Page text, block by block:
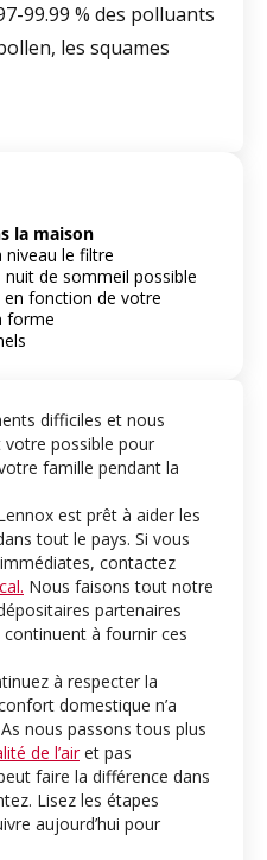
99.99 % des polluants
les squames
la maison
niveau le filtre
de sommeil possible
fonction de votre
forme
difficiles et nous
possible pour
famille pendant la
est prêt à aider les
tout le pays. Si vous
contactez
Nous faisons tout notre
partenaires
à fournir ces
à respecter la
domestique n’a
nous passons tous plus
de l’airet pas
faire la différence dans
Lisez les étapes
aujourd’hui pour